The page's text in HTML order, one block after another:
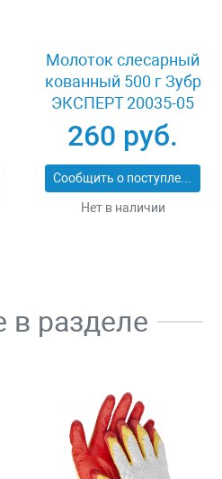
Молоток слесарный
кованный 500 г Зубр
ЭКСПЕРТ 20035-05
260 руб.
Сообщить о поступлении
Нет в наличии
в разделе